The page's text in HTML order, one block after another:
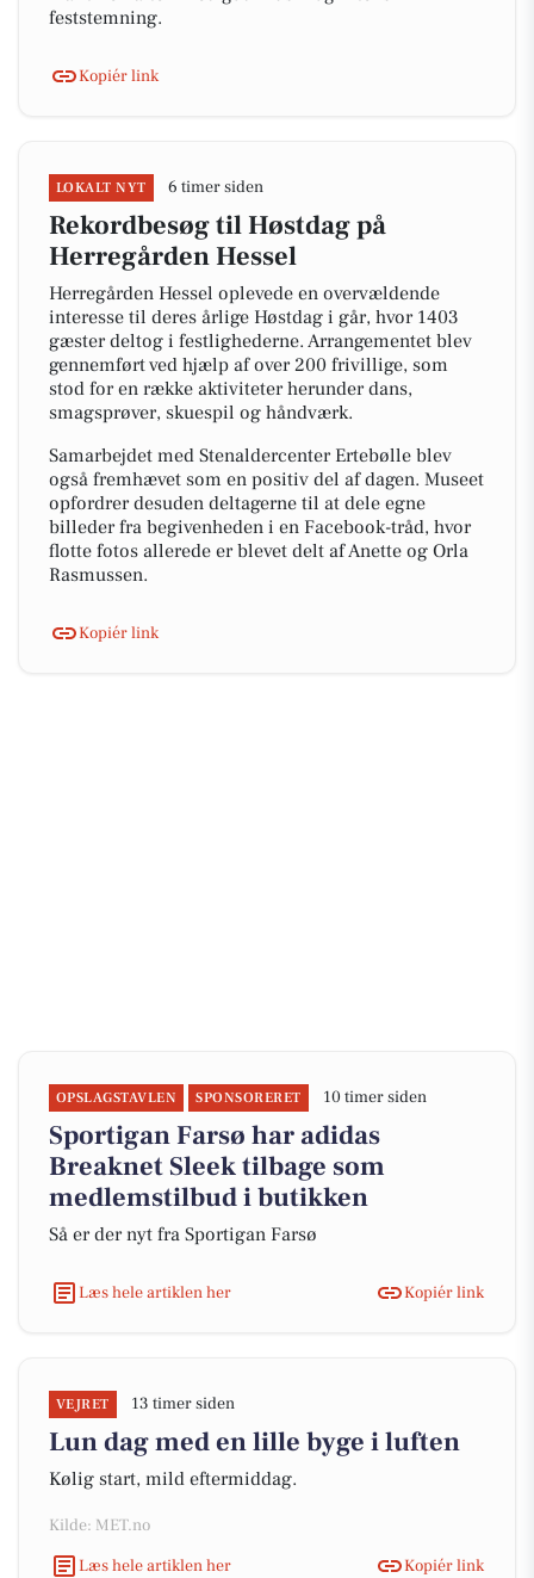
feststemning.
Kopiér link
LOKALT NYT 6 timer siden
Rekordbesøg til Høstdag på
Herregården Hessel
Herregården Hessel oplevede en overvældende
interesse til deres årlige Høstdag i går, hvor 1403
gæster deltog i festlighederne. Arrangementet blev
gennemført ved hjælp af over 200 frivillige, som
stod for en række aktiviteter herunder dans,
smagsprøver, skuespil og håndværk.
Samarbejdet med Stenaldercenter Ertebølle blev
også fremhævet som en positiv del af dagen. Museet
opfordrer desuden deltagerne til at dele egne
billeder fra begivenheden i en Facebook-tråd, hvor
flotte fotos allerede er blevet delt af Anette og Orla
Rasmussen.
Kopiér link
OPSLAGSTAVLEN SPONSORERET 10 timer siden
Sportigan Farsø har adidas
Breaknet Sleek tilbage som
medlemstilbud i butikken
Så er der nyt fra Sportigan Farsø
Læs hele artiklen her Kopiér link
VEJRET 13 timer siden
Lun dag med en lille byge i luften
Kølig start, mild eftermiddag.
Kilde: MET.no
Læs hele artiklen her
Kopiér link